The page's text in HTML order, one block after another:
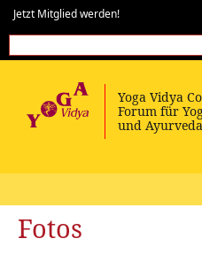
Jetzt Mitglied werden!
Fotos